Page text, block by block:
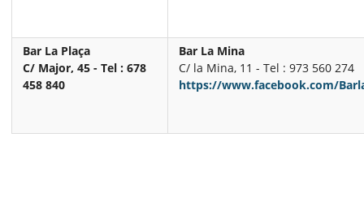
Bar La Plaça
C/ Major, 45 - Tel : 678
458 840
Bar La Mina
C/ la Mina, 11 - Tel : 973 560 274
https://www.facebook.com/